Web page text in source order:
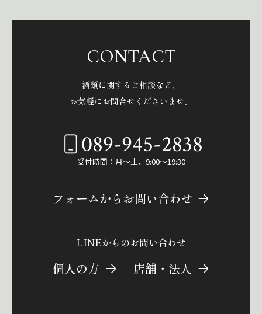
CONTACT
酒類に関するご相談など、
お気軽にお問合せくださいませ。
089-945-2838
受付時間：月～土、9:00～19:30
フォームからお問い合わせ
LINEからのお問い合わせ
個人の方 店舗・法人